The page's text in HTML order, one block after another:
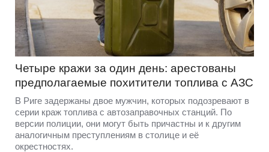
Четыре кражи за один день: арестованы
предполагаемые похитители топлива с АЗС
В Риге задержаны двое мужчин, которых подозревают в
серии краж топлива с автозаправочных станций. По
версии полиции, они могут быть причастны и к другим
аналогичным преступлениям в столице и её
окрестностях.